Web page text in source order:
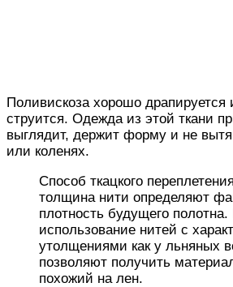
Поливискоза хорошо драпируется
струится. Одежда из этой ткани
выглядит, держит форму и не
или коленях.
Способ ткацкого
толщина нити определяют
плотность будущего
использование нитей с
утолщениями как у льняных
позволяют получить
похожий на лен.